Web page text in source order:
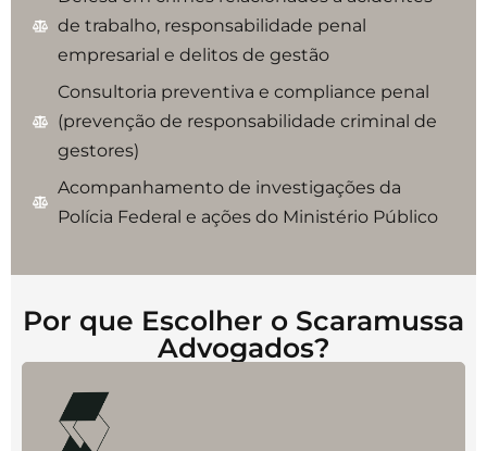
de trabalho, responsabilidade penal
empresarial e delitos de gestão
Consultoria preventiva e compliance penal
(prevenção de responsabilidade criminal de
gestores)
Acompanhamento de investigações da
Polícia Federal e ações do Ministério Público
Por que Escolher o Scaramussa
Advogados?